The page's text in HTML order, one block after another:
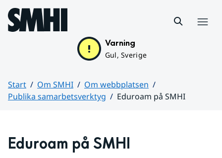
Hoppa till sidans innehåll
Varning
Gul, Sverige
Start Om SMHI
Om webbplatsen
Publika samarbetsverktyg
Eduroam på SMHI
Eduroam på SMHI